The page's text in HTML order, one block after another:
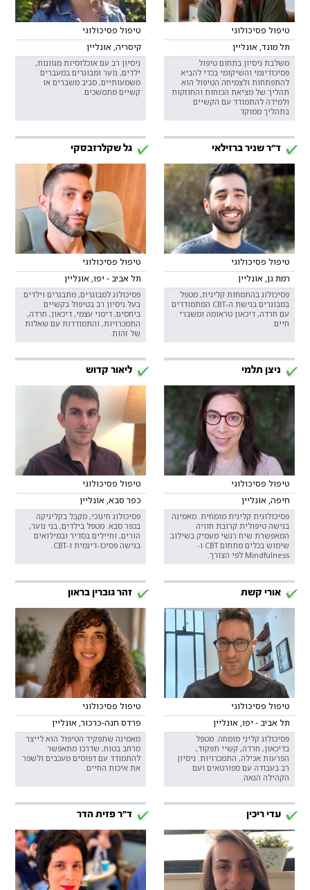
טיפול פסיכולוגי
תל מונד, אונליין
משלבת ניסיון בתחום טיפול
פסיכודינמי והשיקומי בכדי להביא
להתפתחות ולצמיחה.הטיפול הוא
תהליך של מציאת הכוחות והחוזקות
ולמידה להתמודד עם הקשיים
בתהליך ממוקד
טיפול פסיכולוגי
קיסריה, אונליין
ניסיון רב עם אוכלוסיות מגוונות,
ילדים, נוער ומבוגרים במעברים
משמעותיים, סביב משברים או
קשיים מתמשכים.
ד"ר שניר ברזילאי
טיפול פסיכולוגי
רמת גן, אונליין
פסיכולוג בהתמחות קלינית, מטפל
במבוגרים בגישת ה-CBT המתמודדים
עם חרדה, דיכאון טראומה ומשברי
חיים.
גל שקלרזבסקי
טיפול פסיכולוגי
תל אביב - יפו, אונליין
פסיכולוג למבוגרים, מתבגרים וילדים.
בעל ניסיון רב בטיפול בקשיים
ביחסים, דימוי עצמי, דיכאון, חרדה,
התמכרויות, והתמודדות עם שאלות
של זהות.
ניצן תלמי
טיפול פסיכולוגי
חיפה, אונליין
פסיכולוגית קלינית מומחית. מאמינה
בגישה טיפולית קרובת חוויה
המאפשרת שיח רגשי מעמיק בשילוב
שימוש בכלים מתחום CBT ו-
Mindfulness לפי הצורך.
ליאור קדוש
טיפול פסיכולוגי
כפר סבא, אונליין
פסיכולוג חינוכי, מקבל בקליניקה
בכפר סבא. מטפל בילדים, בני נוער,
הורים, וחיילים בסדיר ובמילואים
בגישה פסיכו-דינמית ו-CBT.
אורי קשת
טיפול פסיכולוגי
תל אביב - יפו, אונליין
פסיכולוג קליני מומחה. מטפל
בדיכאון, חרדה, קשיי תפקוד,
הפרעות אכילה, התמכרויות. ניסיון
רב בעבודה עם ספורטאים ועם
הקהילה הגאה.
זהר גוברין בראון
טיפול פסיכולוגי
פרדס חנה-כרכור, אונליין
מאמינה שתפקיד הטיפול הוא לייצר
מרחב בטוח, שדרכו מתאפשר
להתמודד עם דפוסים מעכבים ולשפר
את איכות החיים.
עדי ריכין ד"ר פזית הדר